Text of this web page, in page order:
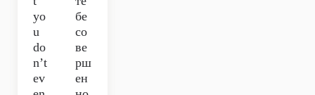
yo
u
do
n’t
ev
бе
со
ве
рш
ен